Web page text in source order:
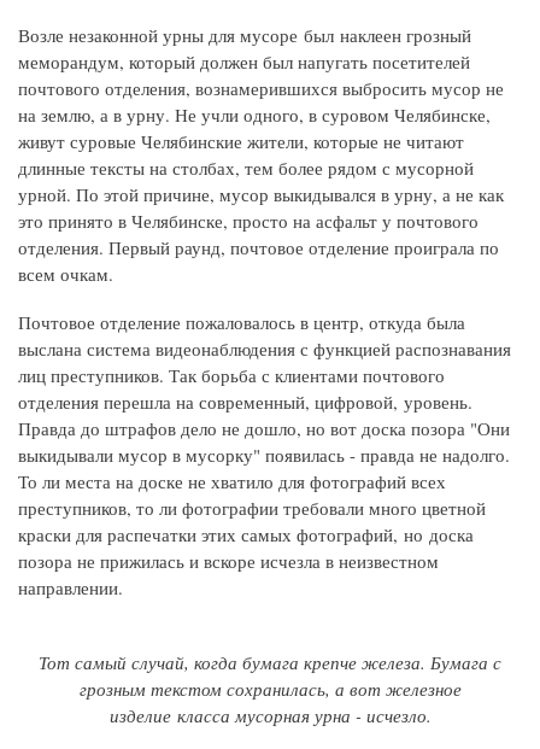
Возле незаконной урны для мусоре был наклеен грозный
меморандум, который должен был напугать посетителей
почтового отделения, вознамерившихся выбросить мусор не
на землю, а в урну. Не учли одного, в суровом Челябинске,
живут суровые Челябинские жители, которые не читают
длинные тексты на столбах, тем более рядом с мусорной
урной. По этой причине, мусор выкидывался в урну, а не как
это принято в Челябинске, просто на асфальт у почтового
отделения. Первый раунд, почтовое отделение проиграла по
всем очкам.
Почтовое отделение пожаловалось в центр, откуда была
выслана система видеонаблюдения с функцией распознавания
лиц преступников. Так борьба с клиентами почтового
отделения перешла на современный, цифровой, уровень.
Правда до штрафов дело не дошло, но вот доска позора "Они
выкидывали мусор в мусорку" появилась - правда не надолго.
То ли места на доске не хватило для фотографий всех
преступников, то ли фотографии требовали много цветной
краски для распечатки этих самых фотографий, но доска
позора не прижилась и вскоре исчезла в неизвестном
направлении.
Тот самый случай, когда бумага крепче железа. Бумага с
грозным текстом сохранилась, а вот железное
изделие класса мусорная урна - исчезло.